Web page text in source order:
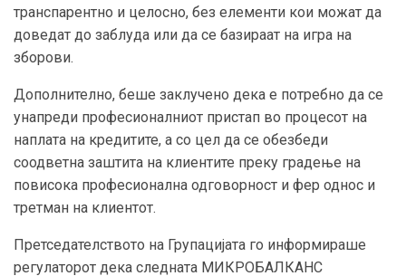
транспарентно и целосно, без елементи кои можат да
доведат до заблуда или да се базираат на игра на
зборови.
Дополнително, беше заклучено дека е потребно да се
унапреди професионалниот пристап во процесот на
наплата на кредитите, а со цел да се обезбеди
соодветна заштита на клиентите преку градење на
повисока професионална одговорност и фер однос и
третман на клиентот.
Претседателството на Групацијата го информираше
регулаторот дека следната МИКРОБАЛКАНС